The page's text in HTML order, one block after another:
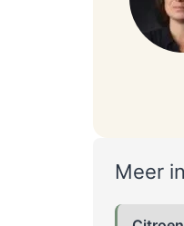
Meer